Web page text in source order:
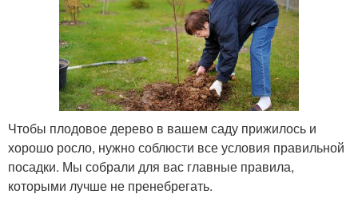
Чтобы плодовое дерево в вашем саду прижилось и
хорошо росло, нужно соблюсти все условия правильной
посадки. Мы собрали для вас главные правила,
которыми лучше не пренебрегать.